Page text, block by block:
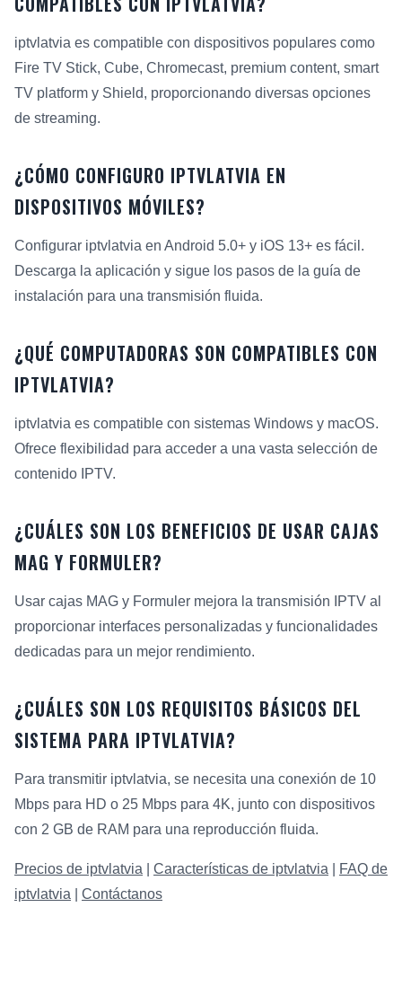
iptvlatvia es compatible con dispositivos populares como
Fire TV Stick, Cube, Chromecast, premium content, smart
TV platform y Shield, proporcionando diversas opciones
de streaming.
¿CÓMO CONFIGURO IPTVLATVIA EN
DISPOSITIVOS MÓVILES?
Configurar iptvlatvia en Android 5.0+ y iOS 13+ es fácil.
Descarga la aplicación y sigue los pasos de la guía de
instalación para una transmisión fluida.
¿QUÉ COMPUTADORAS SON COMPATIBLES CON
IPTVLATVIA?
iptvlatvia es compatible con sistemas Windows y macOS.
Ofrece flexibilidad para acceder a una vasta selección de
contenido IPTV.
¿CUÁLES SON LOS BENEFICIOS DE USAR CAJAS
MAG Y FORMULER?
Usar cajas MAG y Formuler mejora la transmisión IPTV al
proporcionar interfaces personalizadas y funcionalidades
dedicadas para un mejor rendimiento.
¿CUÁLES SON LOS REQUISITOS BÁSICOS DEL
SISTEMA PARA IPTVLATVIA?
Para transmitir iptvlatvia, se necesita una conexión de 10
Mbps para HD o 25 Mbps para 4K, junto con dispositivos
con 2 GB de RAM para una reproducción fluida.
Precios de iptvlatvia Características de iptvlatvia
FAQ de
iptvlatvia
Contáctanos